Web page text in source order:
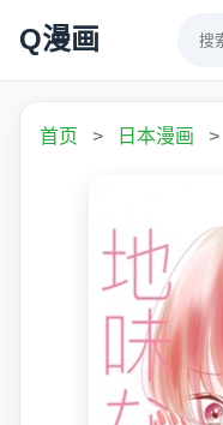
Q漫画
首页 > 日本漫画 >